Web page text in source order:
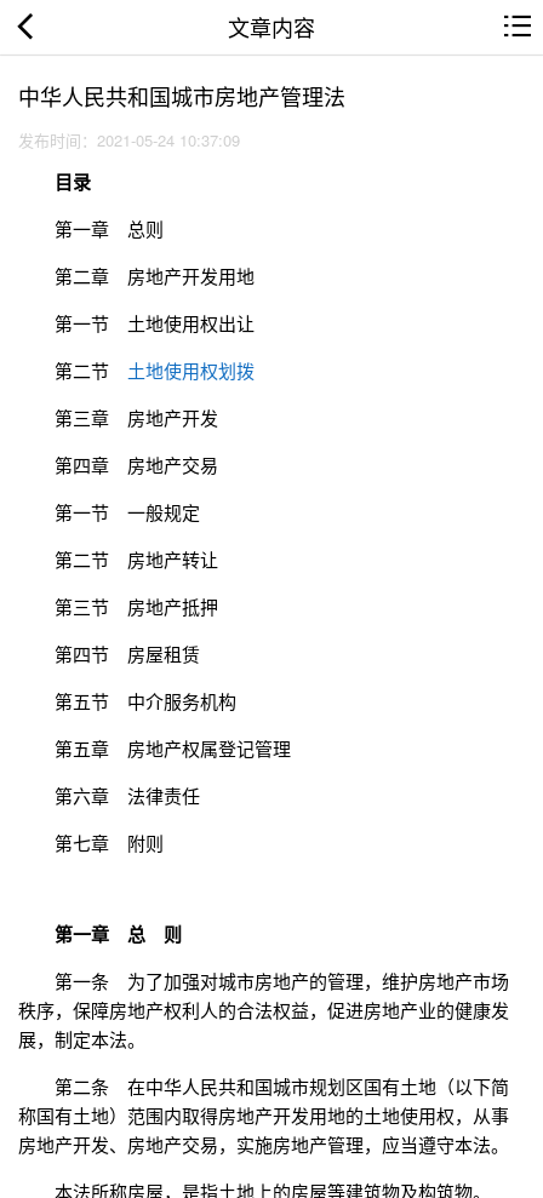
文章内容
中华人民共和国城市房地产管理法
发布时间：2021-05-24 10:37:09
目录
第一章 总则
第二章 房地产开发用地
第一节 土地使用权出让
第二节 土地使用权划拨
第三章 房地产开发
第四章 房地产交易
第一节 一般规定
第二节 房地产转让
第三节 房地产抵押
第四节 房屋租赁
第五节 中介服务机构
第五章 房地产权属登记管理
第六章 法律责任
第七章 附则
第一章 总 则
第一条 为了加强对城市房地产的管理，维护房地产市场
秩序，保障房地产权利人的合法权益，促进房地产业的健康发
展，制定本法。
第二条 在中华人民共和国城市规划区国有土地（以下简
称国有土地）范围内取得房地产开发用地的土地使用权，从事
房地产开发、房地产交易，实施房地产管理，应当遵守本法。
本法所称房屋，是指土地上的房屋等建筑物及构筑物。